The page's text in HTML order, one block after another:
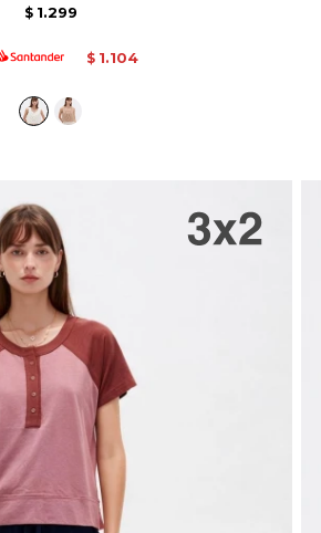
$ 1.299
$ 1.104